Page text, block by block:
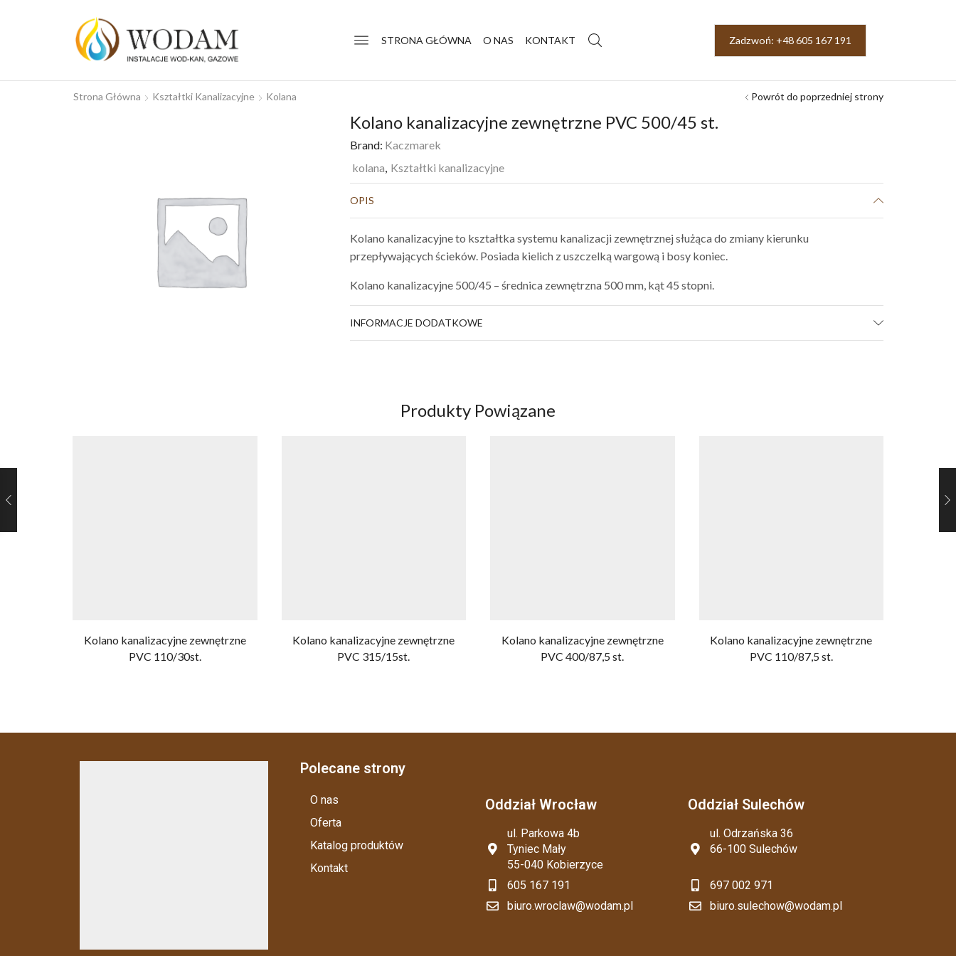
STRONA GŁÓWNA O NAS KONTAKT Zadzwoń: +48 605 167 191
Strona Główna Kształtki Kanalizacyjne Kolana Powrót do poprzedniej strony
Kolano kanalizacyjne zewnętrzne PVC 500/45 st.
Brand: Kaczmarek
kolana, Kształtki kanalizacyjne
OPIS
Kolano kanalizacyjne to kształtka systemu kanalizacji zewnętrznej służąca do zmiany kierunku
przepływających ścieków. Posiada kielich z uszczelką wargową i bosy koniec.
Kolano kanalizacyjne 500/45 – średnica zewnętrzna 500 mm, kąt 45 stopni.
INFORMACJE DODATKOWE
Produkty Powiązane
Kolano kanalizacyjne zewnętrzne
PVC 110/30st.
Kolano kanalizacyjne zewnętrzne
PVC 315/15st.
Kolano kanalizacyjne zewnętrzne
PVC 400/87,5 st.
Kolano kanalizacyjne zewnętrzne
PVC 110/87,5 st.
Polecane strony
O nas
Oferta
Katalog produktów
Kontakt
Oddział Wrocław
ul. Parkowa 4b
Tyniec Mały
55-040 Kobierzyce
605 167 191
biuro.wroclaw@wodam.pl
Oddział Sulechów
ul. Odrzańska 36
66-100 Sulechów
697 002 971
biuro.sulechow@wodam.pl